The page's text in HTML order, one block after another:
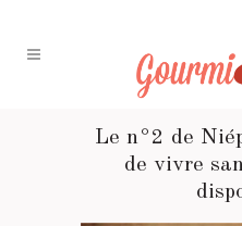
Le n°2 de
de vivre